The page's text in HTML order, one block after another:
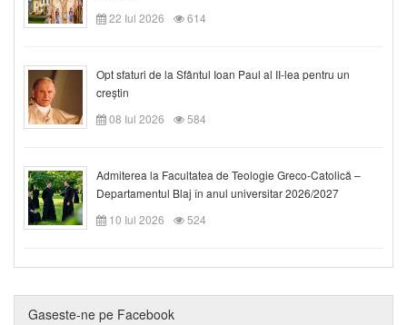
22 Iul 2026
614
Opt sfaturi de la Sfântul Ioan Paul al II-lea pentru un
creștin
08 Iul 2026
584
Admiterea la Facultatea de Teologie Greco-Catolică –
Departamentul Blaj în anul universitar 2026/2027
10 Iul 2026
524
Gaseste-ne pe Facebook